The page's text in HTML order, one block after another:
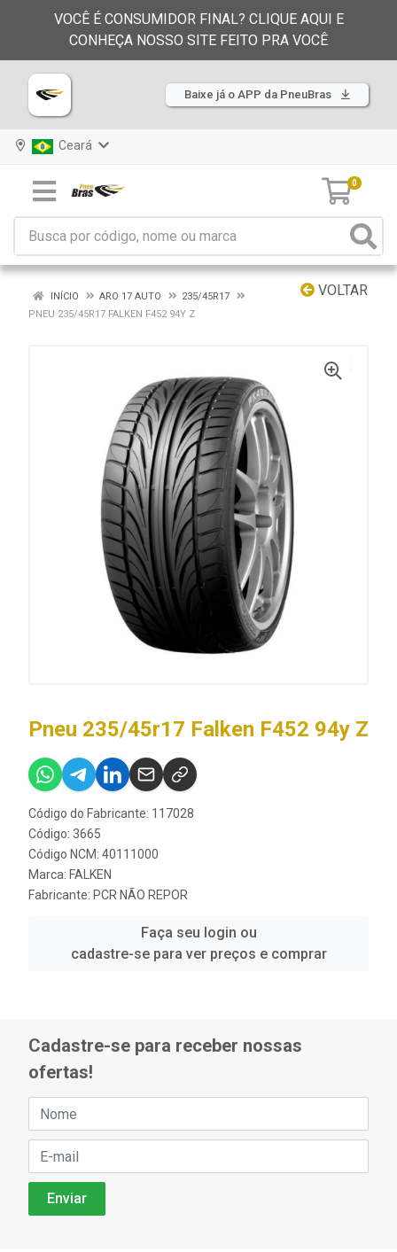
VOCÊ É CONSUMIDOR FINAL? CLIQUE AQUI E
CONHEÇA NOSSO SITE FEITO PRA VOCÊ
Baixe já o APP da PneuBras
Ceará
0
VOLTAR
INÍCIO ARO 17 AUTO
235/45R17
PNEU 235/45R17 FALKEN F452 94Y Z
Pneu 235/45r17 Falken F452 94y Z
Código do Fabricante: 117028
Código: 3665
Código NCM: 40111000
Marca: FALKEN
Fabricante: PCR NÃO REPOR
Faça seu login ou
cadastre-se para ver preços e comprar
Cadastre-se para receber nossas
ofertas!